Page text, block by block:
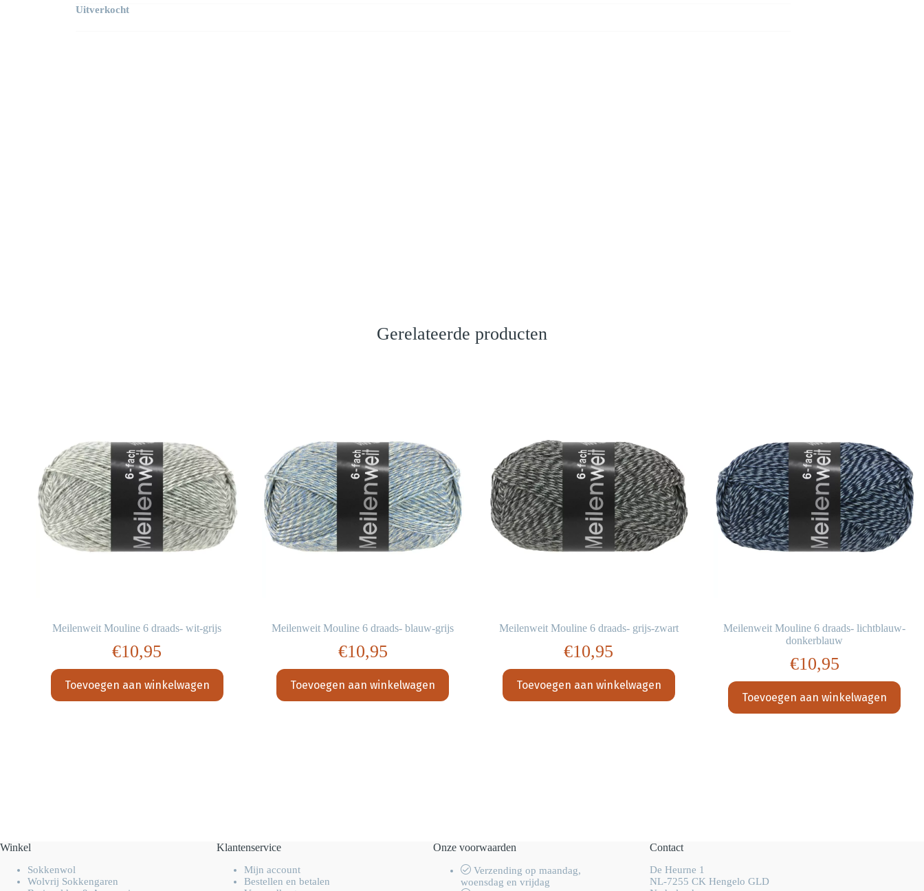
Uitverkocht
Gerelateerde producten
Meilenweit Mouline 6 draads- wit-grijs
€10,95
Toevoegen aan winkelwagen
Meilenweit Mouline 6 draads- blauw-grijs
€10,95
Toevoegen aan winkelwagen
Meilenweit Mouline 6 draads- grijs-zwart
€10,95
Toevoegen aan winkelwagen
Meilenweit Mouline 6 draads- lichtblauw-
donkerblauw
€10,95
Toevoegen aan winkelwagen
Winkel
Sokkenwol
Wolvrij Sokkengaren
Klantenservice
Mijn account
Bestellen en betalen
Onze voorwaarden
Verzending op maandag,
woensdag en vrijdag
Contact
De Heurne 1
NL-7255 CK Hengelo GLD